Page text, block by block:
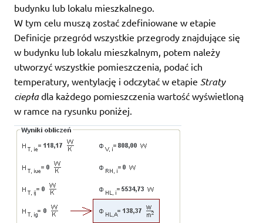
budynku lub lokalu mieszkalnego.
W tym celu muszą zostać zdefiniowane w etapie
Definicje przegród wszystkie przegrody znajdujące się
w budynku lub lokalu mieszkalnym, potem należy
utworzyć wszystkie pomieszczenia, podać ich
temperatury, wentylację i odczytać w etapie Straty
ciepładla każdego pomieszczenia wartość wyświetloną
w ramce na rysunku poniżej.